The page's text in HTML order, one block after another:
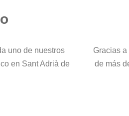
uno de nuestros
en Sant Adrià de
Gracias
de más